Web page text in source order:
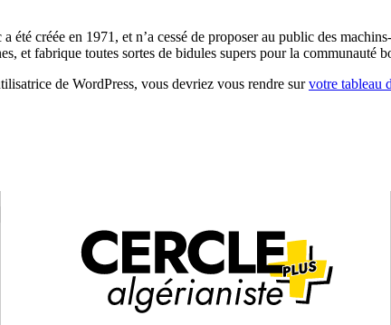
été créée en 1971, et n’a cessé de proposer au public des
et fabrique toutes sortes de bidules supers pour la communauté
de WordPress, vous devriez vous rendre survotre tableau